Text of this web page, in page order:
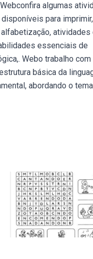
algumas
para imprimir,
atividades
essenciais de
Webo trabalho com
básica da
abordando o